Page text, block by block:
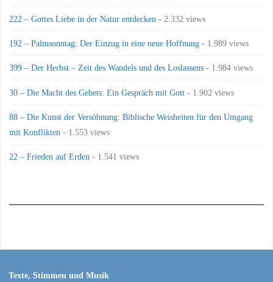
222 – Gottes Liebe in der Natur entdecken - 2.332 views
192 – Palmsonntag: Der Einzug in eine neue Hoffnung - 1.989 views
399 – Der Herbst – Zeit des Wandels und des Loslassens - 1.984 views
30 – Die Macht des Gebets: Ein Gespräch mit Gott - 1.902 views
88 – Die Kunst der Versöhnung: Biblische Weisheiten für den Umgang
mit Konflikten - 1.553 views
22 – Frieden auf Erden - 1.541 views
Texte, Stimmen und Musik